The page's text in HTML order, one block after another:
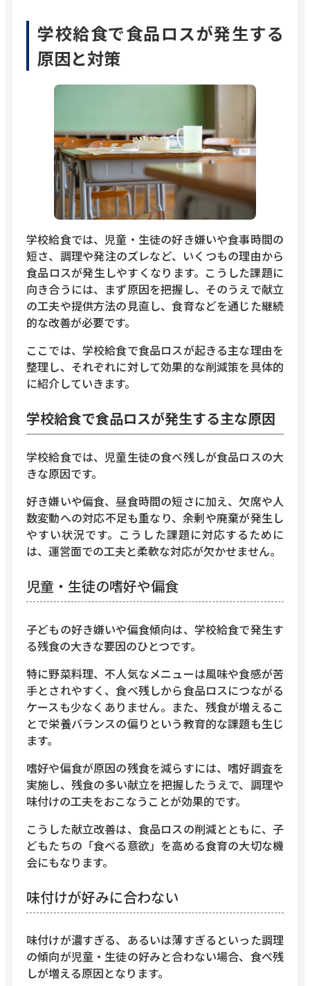
学校給食で食品ロスが発生する
原因と対策
学校給食では、児童・生徒の好き嫌いや食事時間の
短さ、調理や発注のズレなど、いくつもの理由から
食品ロスが発生しやすくなります。こうした課題に
向き合うには、まず原因を把握し、そのうえで献立
の工夫や提供方法の見直し、食育などを通じた継続
的な改善が必要です。
ここでは、学校給食で食品ロスが起きる主な理由を
整理し、それぞれに対して効果的な削減策を具体的
に紹介していきます。
学校給食で食品ロスが発生する主な原因
学校給食では、児童生徒の食べ残しが食品ロスの大
きな原因です。
好き嫌いや偏食、昼食時間の短さに加え、欠席や人
数変動への対応不足も重なり、余剰や廃棄が発生し
やすい状況です。こうした課題に対応するために
は、運営面での工夫と柔軟な対応が欠かせません。
児童・生徒の嗜好や偏食
子どもの好き嫌いや偏食傾向は、学校給食で発生す
る残食の大きな要因のひとつです。
特に野菜料理、不人気なメニューは風味や食感が苦
手とされやすく、食べ残しから食品ロスにつながる
ケースも少なくありません。また、残食が増えるこ
とで栄養バランスの偏りという教育的な課題も生じ
ます。
嗜好や偏食が原因の残食を減らすには、嗜好調査を
実施し、残食の多い献立を把握したうえで、調理や
味付けの工夫をおこなうことが効果的です。
こうした献立改善は、食品ロスの削減とともに、子
どもたちの「食べる意欲」を高める食育の大切な機
会にもなります。
味付けが好みに合わない
味付けが濃すぎる、あるいは薄すぎるといった調理
の傾向が児童・生徒の好みと合わない場合、食べ残
しが増える原因となります。